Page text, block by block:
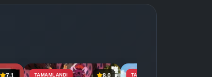
7.1 TAMAMLANDI 8.0 TAMAMLANDI